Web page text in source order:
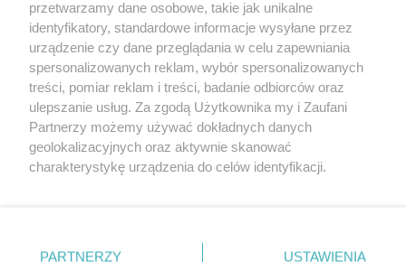
Internecie bez pisemnej zgody właściciela praw. Jakiekolwiek użycie lub
wykorzystanie utworów w całości lub w części z naruszeniem prawa,
tzn. bez właściwej zgody, jest zabronione pod groźbą kary i może być
ścigane prawnie.
przetwarzamy dane osobowe, takie jak unikalne
identyfikatory, standardowe informacje wysyłane przez
urządzenie czy dane przeglądania w celu zapewniania
spersonalizowanych reklam, wybór spersonalizowanych
treści, pomiar reklam i treści, badanie odbiorców oraz
ulepszanie usług. Za zgodą Użytkownika my i Zaufani
Partnerzy możemy używać dokładnych danych
geolokalizacyjnych oraz aktywnie skanować
charakterystykę urządzenia do celów identyfikacji.
zmienić/wycofać klikając przycisk ustawień prywatności
PARTNERZY USTAWIENIA